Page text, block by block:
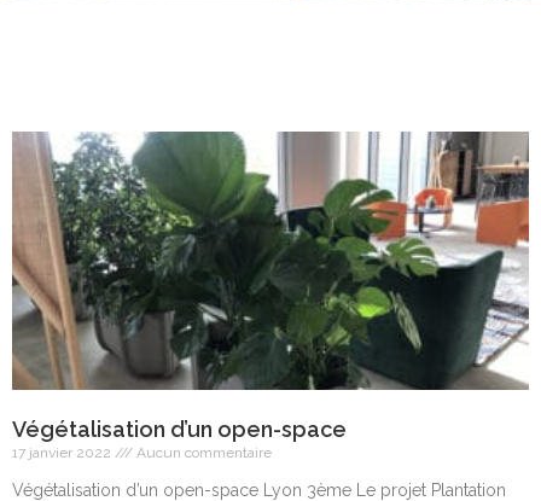
Végétalisation d’un open-space
17 janvier 2022 Aucun commentaire
Végétalisation d’un open-space Lyon 3ème Le projet Plantation